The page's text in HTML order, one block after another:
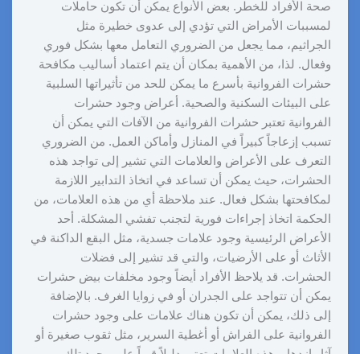
صحة الأفراد للخطر. بعض الأنواع يمكن أن تكون حاملات
لمسببات الأمراض التي تؤدي إلى عدوى خطيرة مثل
الجراثيم، مما يجعل من الضروري التعامل معها بشكل فوري
وفعال. لذا، من الأهمية بمكان أن يتم اعتماد أساليب مكافحة
حشرات الفروانية بأسرع ما يمكن للحد من تأثيراتها السلبية
على البيئات السكنية والصحية. أعراض وجود حشرات
الفروانية تعتبر حشرات الفروانية من الآفات التي يمكن أن
تسبب إزعاجاً كبيراً في المنازل وأماكن العمل. من الضروري
التعرف على الأعراض والعلامات التي تشير إلى تواجد هذه
الحشرات، حيث يمكن أن تساعد في اتخاذ التدابير اللازمة
لمكافحتها بشكل فعال. عند ملاحظة أي من هذه العلامات، من
الحكمة اتخاذ إجراءات فورية لتجنب تفشي المشكلة. أحد
الأعراض الرئيسية وجود علامات جسدية، مثل البقع الداكنة في
الأثاث أو على الأرضيات، والتي قد تشير إلى فضلات
الحشرات. قد يلاحظ الأفراد أيضاً وجود مخلفات بيض حشرات
يمكن أن تتواجد على الجدران أو في زوايا الغرف. بالإضافة
إلى ذلك، يمكن أن تكون هناك علامات على وجود حشرات
الفروانية على الفراش أو أغطية السرير، مثل ثقوب صغيرة أو